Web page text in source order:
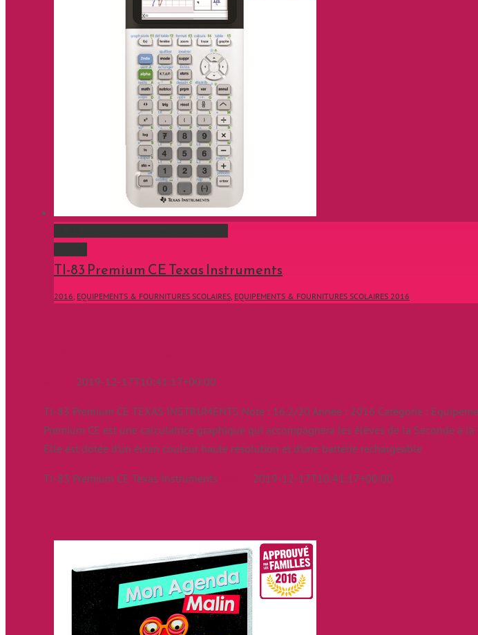
TI-83 Premium CE Texas Instruments
2016, EQUIPEMENTS & FOURNITURES SCOLAIRES, EQUIPEMENTS & FOURNITURES SCOLAIRES 2016
2019-12-17T10:41:17+00:00
TI-83 Premium CE TEXAS INSTRUMENTS Note : 16.2/20 Année : 2016 Catégorie :
Premium CE est une calculatrice graphique qui accompagnera les élèves de la Seconde à la
Elle est dotée d’un écran couleur haute résolution et d’une batterie rechargeable
TI-83 Premium CE Texas Instruments 2019-12-17T10:41:17+00:00